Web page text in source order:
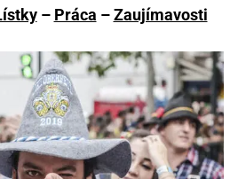
– Práca –Zaujímavosti